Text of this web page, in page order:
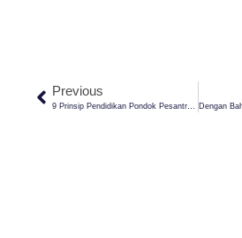
Previous
9 Prinsip Pendidikan Pondok Pesantren Darul Ma’arif